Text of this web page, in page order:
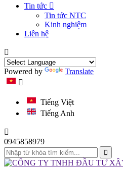
Tin tức
Tin tức NTC
Kinh nghiệm
Liên hệ
Powered by Translate
Tiếng Việt
Tiếng Anh
0945858979